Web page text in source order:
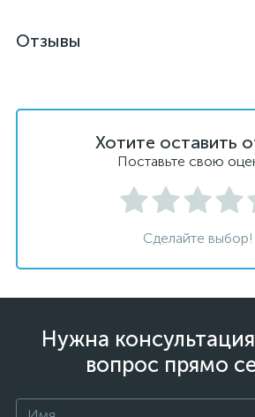
Отзывы
Хотите оставить
Поставьте свою
Сделайте выбор!
Нужна
вопрос прямо